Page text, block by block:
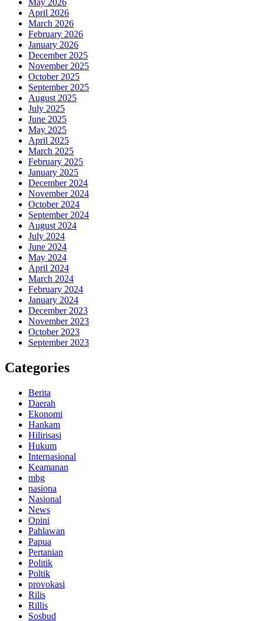
April 2026
March 2026
February 2026
January 2026
December 2025
November 2025
October 2025
September 2025
August 2025
July 2025
June 2025
May 2025
April 2025
March 2025
February 2025
January 2025
December 2024
November 2024
October 2024
September 2024
August 2024
July 2024
June 2024
May 2024
April 2024
March 2024
February 2024
January 2024
December 2023
November 2023
October 2023
September 2023
Categories
Berita
Daerah
Ekonomi
Hankam
Hilirisasi
Hukum
Internasional
Keamanan
mbg
nasiona
Nasional
News
Opini
Pahlawan
Papua
Pertanian
Politik
Poltik
provokasi
Rilis
Rillis
Sosbud